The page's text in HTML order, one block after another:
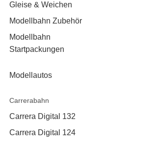
Gleise & Weichen
Modellbahn Zubehör
Modellbahn
Startpackungen
Modellautos
Carrerabahn
Carrera Digital 132
Carrera Digital 124